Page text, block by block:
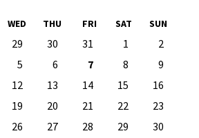
WED THU FRI SAT SUN
29 30 31 1
2
5 6 7 8
9
12 13 14 15
16
19 20 21 22
23
26 27 28 29
30